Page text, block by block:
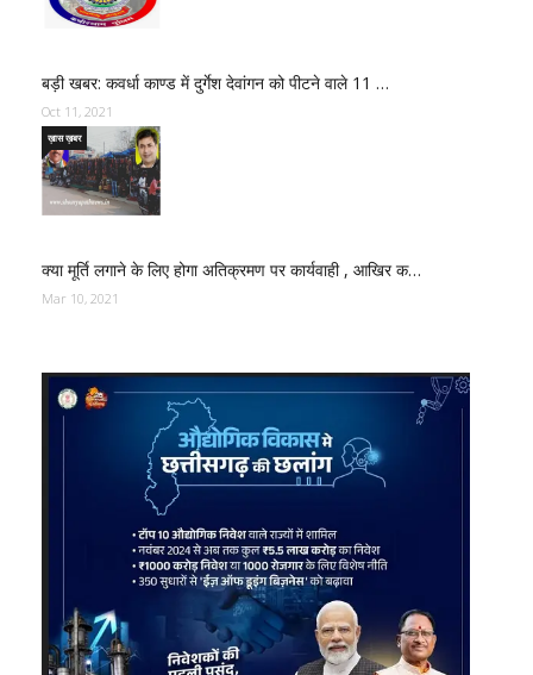
बड़ी खबर: कवर्धा काण्ड में दुर्गेश देवांगन को पीटने वाले 11 …
Oct 11, 2021
क्या मूर्ति लगाने के लिए होगा अतिक्रमण पर कार्यवाही , आखिर क…
ख़ास ख़बर
Mar 10, 2021